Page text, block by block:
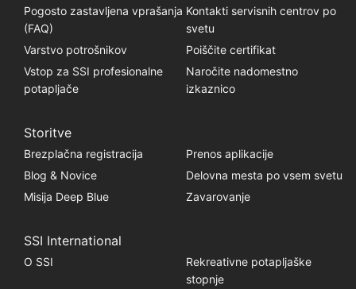
Pogosto zastavljena vprašanja
(FAQ)
Kontakti servisnih centrov po
svetu
Varstvo potrošnikov
Poiščite certifikat
Vstop za SSI profesionalne
potapljače
Naročite nadomestno
izkaznico
Storitve
Brezplačna registracija
Prenos aplikacije
Blog & Novice
Delovna mesta po vsem svetu
Misija Deep Blue
Zavarovanje
SSI International
O SSI
Rekreativne potapljaške
stopnje